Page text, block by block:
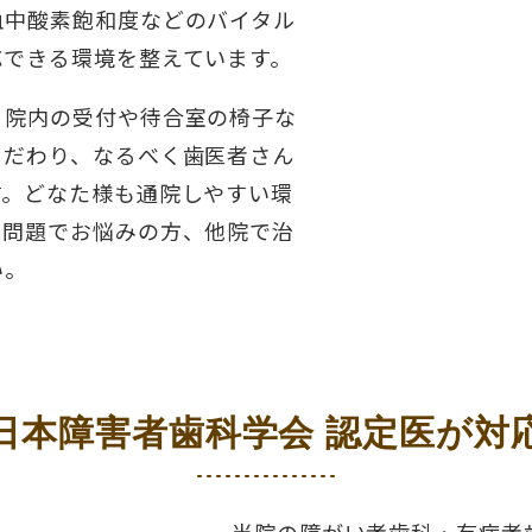
酸素飽和度などのバイタル
きる環境を整えています。
内の受付や待合室の椅子な
わり、なるべく歯医者さん
どなた様も通院しやすい環
題でお悩みの方、他院で治
本障害者歯科学会 認定医が対